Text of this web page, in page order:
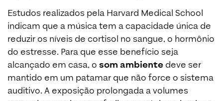
Estudos realizados pela Harvard Medical School
indicam que a música tem a capacidade única de
reduzir os níveis de cortisol no sangue, o hormônio
do estresse. Para que esse benefício seja
alcançado em casa, o som ambiente deve ser
mantido em um patamar que não force o sistema
auditivo. A exposição prolongada a volumes